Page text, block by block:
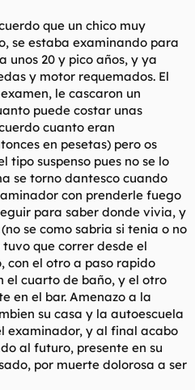
que un chico muy
se estaba examinando para
unos 20 y pico años, y ya
y motor requemados. El
le cascaron un
puede costar unas
cuanto eran
en pesetas) pero os
tipo suspenso pues no se lo
se torno dantesco cuando
con prenderle fuego
para saber donde vivia, y
se como sabria si tenia o no
tuvo que correr desde el
con el otro a paso rapido
el cuarto de baño, y el otro
en el bar. Amenazo a la
su casa y la autoescuela
examinador, y al final acabo
al futuro, presente en su
por muerte dolorosa a ser